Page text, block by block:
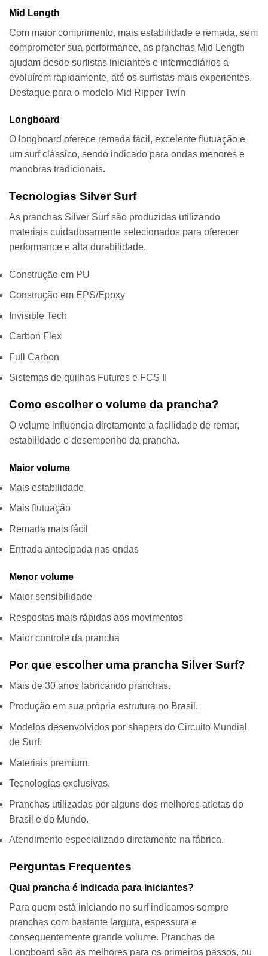
Mid Length
Com maior comprimento, mais estabilidade e remada, sem
comprometer sua performance, as pranchas Mid Length
ajudam desde surfistas iniciantes e intermediários a
evoluírem rapidamente, até os surfistas mais experientes.
Destaque para o modelo Mid Ripper Twin
Longboard
O longboard oferece remada fácil, excelente flutuação e
um surf clássico, sendo indicado para ondas menores e
manobras tradicionais.
Tecnologias Silver Surf
As pranchas Silver Surf são produzidas utilizando
materiais cuidadosamente selecionados para oferecer
performance e alta durabilidade.
Construção em PU
Construção em EPS/Epoxy
Invisible Tech
Carbon Flex
Full Carbon
Sistemas de quilhas Futures e FCS II
Como escolher o volume da prancha?
O volume influencia diretamente a facilidade de remar,
estabilidade e desempenho da prancha.
Maior volume
Mais estabilidade
Mais flutuação
Remada mais fácil
Entrada antecipada nas ondas
Menor volume
Maior sensibilidade
Respostas mais rápidas aos movimentos
Maior controle da prancha
Por que escolher uma prancha Silver Surf?
Mais de 30 anos fabricando pranchas.
Produção em sua própria estrutura no Brasil.
Modelos desenvolvidos por shapers do Circuito Mundial
de Surf.
Materiais premium.
Tecnologias exclusivas.
Pranchas utilizadas por alguns dos melhores atletas do
Brasil e do Mundo.
Atendimento especializado diretamente na fábrica.
Perguntas Frequentes
Qual prancha é indicada para iniciantes?
Para quem está iniciando no surf indicamos sempre
pranchas com bastante largura, espessura e
consequentemente grande volume. Pranchas de
Longboard são as melhores para os primeiros passos, ou